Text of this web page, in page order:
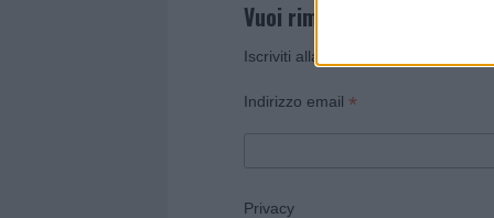
Vuoi rimanere sempre
Iscriviti alla newsletter di Gallura
Indirizzo email *
Privacy